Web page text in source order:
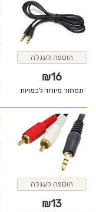
הוספה לעגלה
₪16
תמחור מיוחד לכמויות
הוספה לעגלה
₪13